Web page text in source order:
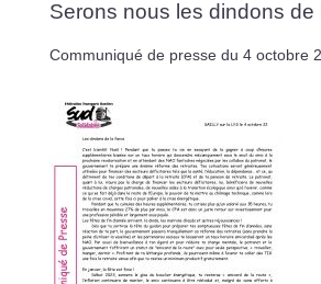
Serons nous les dindons de
Communiqué de presse du 4 octobre